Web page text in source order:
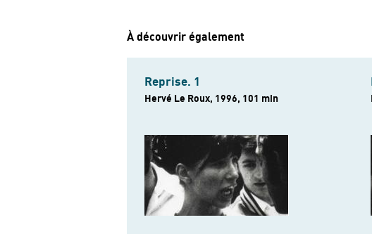
À découvrir également
Reprise. 1
Hervé Le Roux, 1996, 101 min